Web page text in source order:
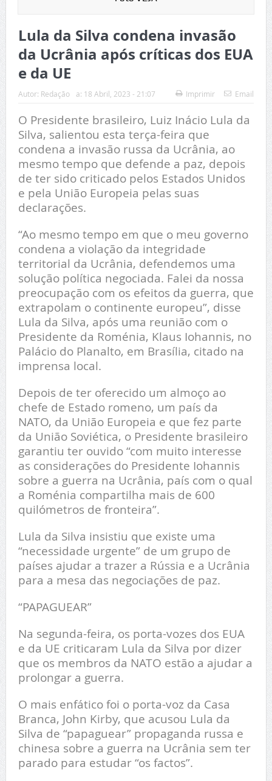
Lula da Silva condena invasão
da Ucrânia após críticas dos EUA
e da UE
Autor: Redação a: 18 Abril, 2023 - 21:07 Imprimir Email
O Presidente brasileiro, Luiz Inácio Lula da
Silva, salientou esta terça-feira que
condena a invasão russa da Ucrânia, ao
mesmo tempo que defende a paz, depois
de ter sido criticado pelos Estados Unidos
e pela União Europeia pelas suas
declarações.
“Ao mesmo tempo em que o meu governo
condena a violação da integridade
territorial da Ucrânia, defendemos uma
solução política negociada. Falei da nossa
preocupação com os efeitos da guerra, que
extrapolam o continente europeu”, disse
Lula da Silva, após uma reunião com o
Presidente da Roménia, Klaus Iohannis, no
Palácio do Planalto, em Brasília, citado na
imprensa local.
Depois de ter oferecido um almoço ao
chefe de Estado romeno, um país da
NATO, da União Europeia e que fez parte
da União Soviética, o Presidente brasileiro
garantiu ter ouvido “com muito interesse
as considerações do Presidente Iohannis
sobre a guerra na Ucrânia, país com o qual
a Roménia compartilha mais de 600
quilómetros de fronteira”.
Lula da Silva insistiu que existe uma
“necessidade urgente” de um grupo de
países ajudar a trazer a Rússia e a Ucrânia
para a mesa das negociações de paz.
“PAPAGUEAR”
Na segunda-feira, os porta-vozes dos EUA
e da UE criticaram Lula da Silva por dizer
que os membros da NATO estão a ajudar a
prolongar a guerra.
O mais enfático foi o porta-voz da Casa
Branca, John Kirby, que acusou Lula da
Silva de “papaguear” propaganda russa e
chinesa sobre a guerra na Ucrânia sem ter
parado para estudar “os factos”.